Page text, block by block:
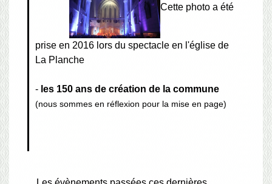
Cette photo a été
prise en 2016 lors du spectacle en l'église de
La Planche
- les 150 ans de création de la commune
(nous sommes en réflexion pour la mise en page)